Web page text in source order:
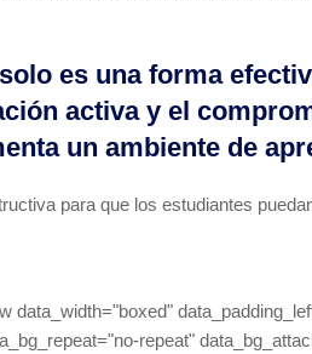
es una forma
activa y el
un ambiente de
para que los estudiantes
repeat"